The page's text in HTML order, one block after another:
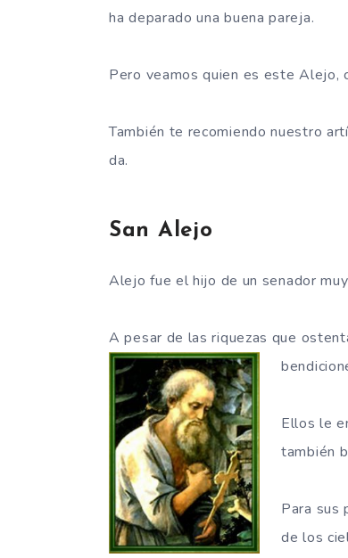
ha deparado una buena pareja.
Pero veamos quien es este Alejo,
También te recomiendo nuestro
da.
San Alejo
Alejo fue el hijo de un senador
A pesar de las riquezas que
Ellos le
también
Para sus
de los